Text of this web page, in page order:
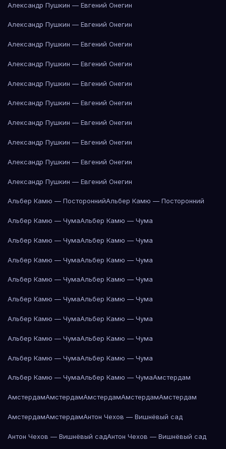
Александр Пушкин — Евгений Онегин
Александр Пушкин — Евгений Онегин
Александр Пушкин — Евгений Онегин
Александр Пушкин — Евгений Онегин
Александр Пушкин — Евгений Онегин
Александр Пушкин — Евгений Онегин
Александр Пушкин — Евгений Онегин
Александр Пушкин — Евгений Онегин
Александр Пушкин — Евгений Онегин
Александр Пушкин — Евгений Онегин
Альбер Камю — ПостороннийАльбер Камю — Посторонний
Альбер Камю — ЧумаАльбер Камю — Чума
Альбер Камю — ЧумаАльбер Камю — Чума
Альбер Камю — ЧумаАльбер Камю — Чума
Альбер Камю — ЧумаАльбер Камю — Чума
Альбер Камю — ЧумаАльбер Камю — Чума
Альбер Камю — ЧумаАльбер Камю — Чума
Альбер Камю — ЧумаАльбер Камю — Чума
Альбер Камю — ЧумаАльбер Камю — Чума
Альбер Камю — ЧумаАльбер Камю — ЧумаАмстердам
АмстердамАмстердамАмстердамАмстердамАмстердам
АмстердамАмстердамАнтон Чехов — Вишнёвый сад
Антон Чехов — Вишнёвый садАнтон Чехов — Вишнёвый сад